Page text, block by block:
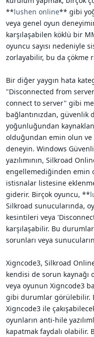
**lushen online** gibi
veya genel oyun
karşılaşabilen köklü bir
oyuncu sayısı nedeniyle
zorlayabilir, bu da çökme
Bir diğer yaygın hata
"Disconnected from
connect to server" gibi
bağlantınızdan, güvenlik
yoğunluğundan
olduğundan emin olun ve
deneyin. Windows
yazılımının, Silkroad
engellemediğinden emin
istisnalar listesine
giderir. Birçok oyuncu, **
Silkroad sunucularında,
kesintileri veya
karşılaşabilir. Bu
sorunları veya
Xigncode3, Silkroad
kendisi de sorun
veya oyunun Xigncode3
gibi durumlar görülebilir.
Xigncode3 ile
oyunların anti-hile
kapatmak faydalı olabilir.